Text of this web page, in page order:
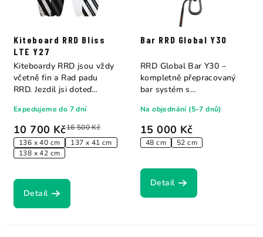
Kiteboard RRD Bliss
LTE Y27
10 700 Kč16 500 Kč
136 x 40 cm
137 x 41 cm
138 x 42 cm
Expedujeme do 7 dní
Detail
Kiteboardy RRD jsou vždy
včetně fin a Rad padu
RRD. Jezdil jsi doteď
Bar RRD Global Y30
15 000 Kč
48 cm 52 cm
Na objednání (5–7 dnů)
Detail
RRD Global Bar Y30 –
kompletně přepracovaný
bar systém s
Thread...